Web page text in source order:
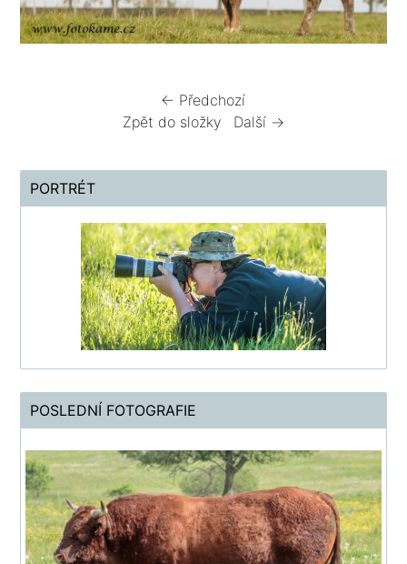
← Předchozí
Zpět do složky
Další →
PORTRÉT
POSLEDNÍ FOTOGRAFIE